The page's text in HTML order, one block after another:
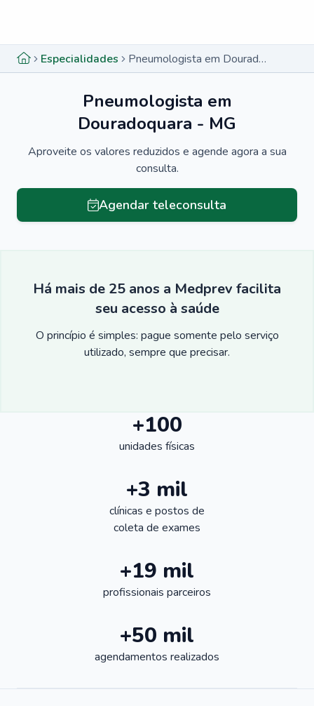
Especialidades Pneumologista em Douradoquara - MG
Pneumologista em
Douradoquara - MG
Aproveite os valores reduzidos e agende agora a sua
consulta.
Agendar teleconsulta
Há mais de 25 anos a Medprev facilita
seu acesso à saúde
O princípio é simples: pague somente pelo serviço
utilizado, sempre que precisar.
+100
unidades físicas
+3 mil
clínicas e postos de
coleta de exames
+19 mil
profissionais parceiros
+50 mil
agendamentos realizados